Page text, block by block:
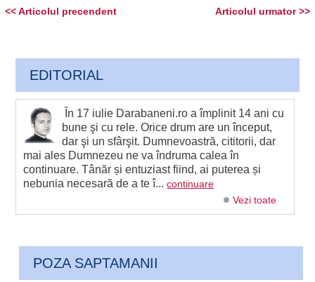
Articolul urmator >>
<< Articolul precendent
EDITORIAL
În 17 iulie Darabaneni.ro a împlinit 14 ani cu
bune şi cu rele. Orice drum are un început,
dar şi un sfârşit. Dumnevoastră, cititorii, dar
mai ales Dumnezeu ne va îndruma calea în
continuare. Tânăr și entuziast fiind, ai puterea și
nebunia necesară de a te î...continuare
Vezi toate
POZA SAPTAMANII